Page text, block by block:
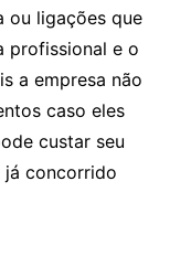
ou ligações que
profissional e o
a empresa não
caso eles
custar seu
já concorrido